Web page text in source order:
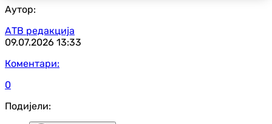
Аутор:
АТВ редакција
09.07.2026 13:33
Коментари:
0
Подијели: